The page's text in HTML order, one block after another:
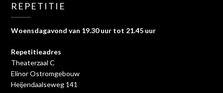
REPETITIE
Woensdagavond van 19.30 uur tot 21.45 uur
Repetitieadres
Theaterzaal C
Elinor Ostromgebouw
Heijendaalseweg 141